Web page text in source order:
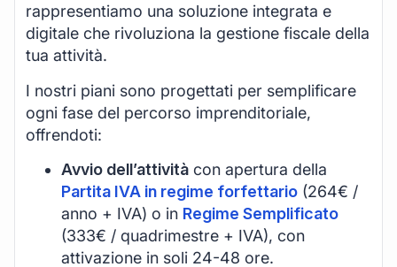
rappresentiamo una soluzione integrata e
digitale che rivoluziona la gestione fiscale della
tua attività.
I nostri piani sono progettati per semplificare
ogni fase del percorso imprenditoriale,
offrendoti:
Avvio dell’attività con apertura della
Partita IVA in regime forfettario (264€ /
anno + IVA) o in Regime Semplificato
(333€ / quadrimestre + IVA), con
attivazione in soli 24-48 ore.